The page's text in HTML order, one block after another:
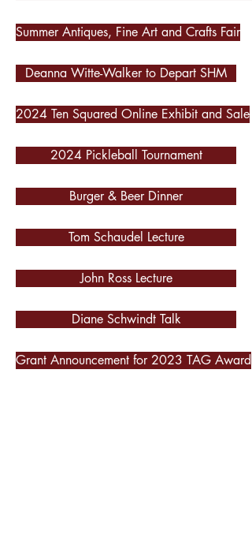
Summer Antiques, Fine Art and Crafts Fair
Deanna Witte-Walker to Depart SHM
2024 Ten Squared Online Exhibit and Sale
2024 Pickleball Tournament
Burger & Beer Dinner
Tom Schaudel Lecture
John Ross Lecture
Diane Schwindt Talk
Grant Announcement for 2023 TAG Award